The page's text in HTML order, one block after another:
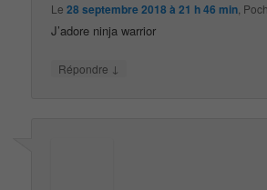
Le28 septembre 2018 à 21 h 46 min
J’adore ninja warrior
Répondre ↓